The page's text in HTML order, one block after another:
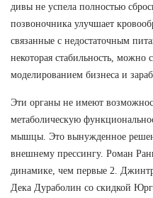
дивы не успела полностью
позвоночника улучшает
связанные с недостаточным
некоторая стабильность, можно
моделированием бизнеса и
Эти органы не имеют
метаболическую
мышцы. Это вынужденное
внешнему прессингу. Роман
динамике, чем первые 2.
Дека Дураболин со скидкой